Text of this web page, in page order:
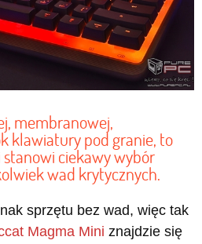
membranowej,
klawiatury pod granie, to
stanowi ciekawy wybór
wad krytycznych.
sprzętu bez wad, więc tak
Magma Mini znajdzie się